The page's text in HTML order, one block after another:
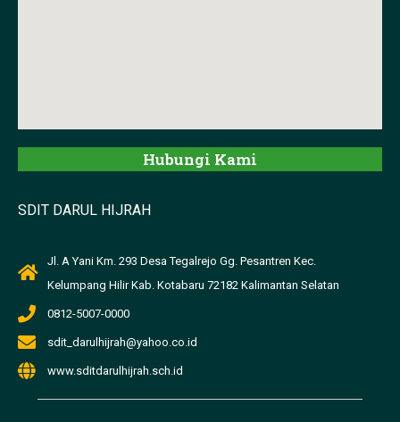
Hubungi Kami
SDIT DARUL HIJRAH
Jl. A Yani Km. 293 Desa Tegalrejo Gg. Pesantren Kec.
Kelumpang Hilir Kab. Kotabaru 72182 Kalimantan Selatan
0812-5007-0000
sdit_darulhijrah@yahoo.co.id
www.sditdarulhijrah.sch.id